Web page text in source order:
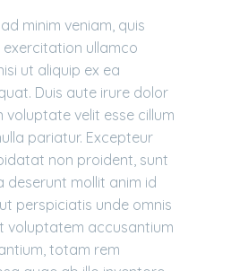
minim veniam, quis
ullamco
ut aliquip ex ea
Duis aute irure dolor
voluptate velit esse cillum
pariatur. Excepteur
non proident, sunt
deserunt mollit anim id
perspiciatis unde omnis
voluptatem accusantium
totam rem